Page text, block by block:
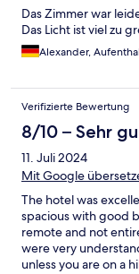
Das Zimmer war
Das Licht ist viel zu
Alexander,
Verifizierte Bewertung
8/10 – Sehr
11. Juli 2024
Mit Google
The hotel was
spacious with good
remote and not
were very
unless you are on a